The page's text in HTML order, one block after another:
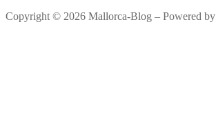
Copyright © 2026 Mallorca-Blog – Powered by